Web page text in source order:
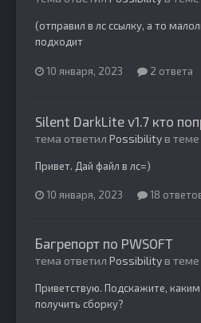
(отправил в лс ссылку, а то
подходит
10 января, 2023 2 ответа
Silent DarkLite v1.7 кто
тема ответил Possibilityв теме
Привет. Дай файл в лс=)
10 января, 2023 18
Багрепорт по PWSOFT
тема ответил Possibilityв теме
Приветствую. Подскажите,
получить сборку?